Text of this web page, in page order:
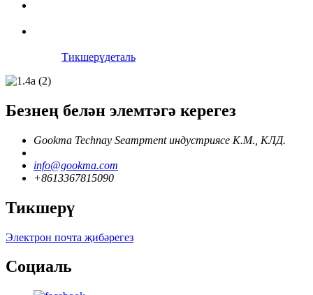
Тикшерүдеталь
Безнең белән элемтәгә керегез
Gookma Technay Seampment индустриясе К.М., КЛД.
info@gookma.com
+8613367815090
Тикшерү
Электрон почта җибәрегез
Социаль